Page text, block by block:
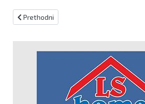
Prethodni članak: "Biserno grlo
Prethodni